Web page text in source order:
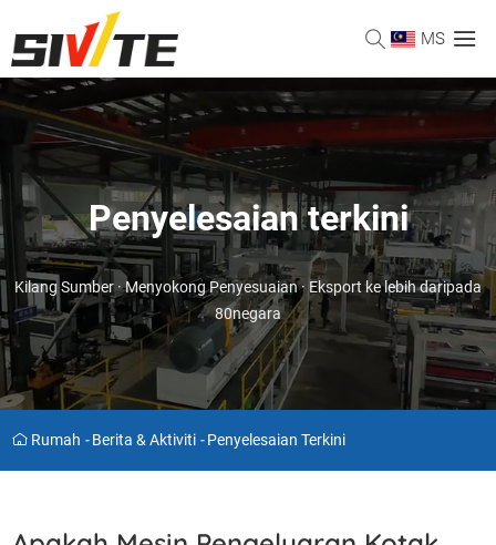
MS
Penyelesaian terkini
Kilang Sumber · Menyokong Penyesuaian · Eksport ke lebih daripada
80negara
Rumah - Berita & Aktiviti - Penyelesaian Terkini